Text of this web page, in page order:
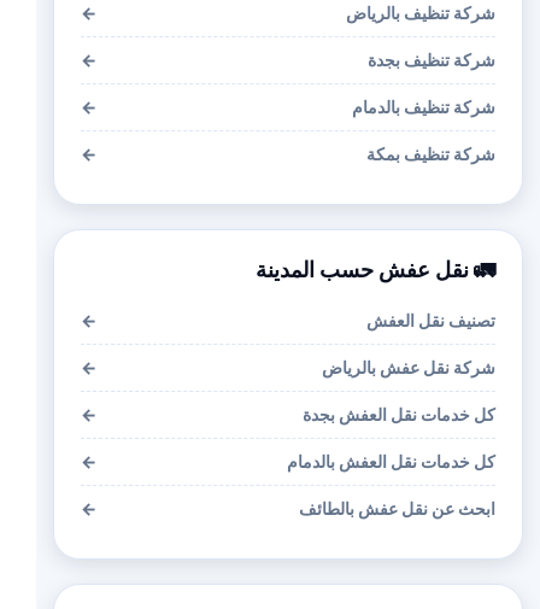
شركة تنظيف بالرياض ←
شركة تنظيف بجدة ←
شركة تنظيف بالدمام ←
شركة تنظيف بمكة ←
🚛 نقل عفش حسب المدينة
تصنيف نقل العفش ←
شركة نقل عفش بالرياض ←
كل خدمات نقل العفش بجدة ←
كل خدمات نقل العفش بالدمام ←
ابحث عن نقل عفش بالطائف ←